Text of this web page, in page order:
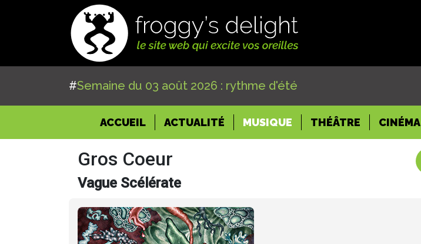
#Semaine du 03 août 2026 : rythme d'été
ACCUEIL(CURRENT)
ACTUALITÉ MUSIQUE THÉÂTRE CINÉMA
Gros Coeur
Vague Scélérate